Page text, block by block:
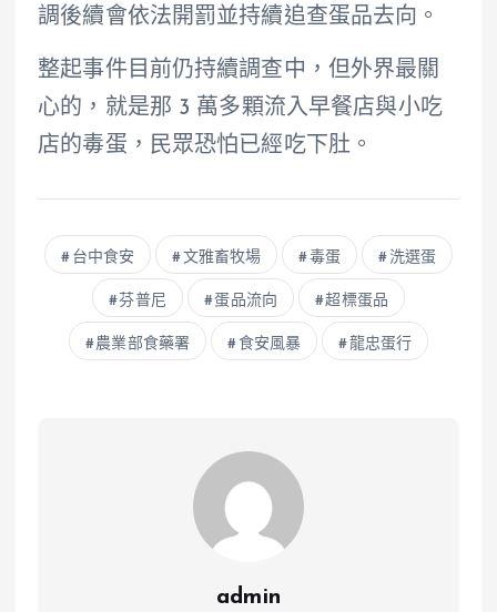
調後續會依法開罰並持續追查蛋品去向。
整起事件目前仍持續調查中，但外界最關
心的，就是那 3 萬多顆流入早餐店與小吃
店的毒蛋，民眾恐怕已經吃下肚。
台中食安 文雅畜牧場 毒蛋 洗選蛋
芬普尼 蛋品流向 超標蛋品
農業部食藥署 食安風暴 龍忠蛋行
admin